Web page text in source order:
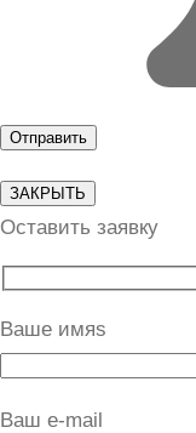
ЗАКРЫТЬ
Оставить заявку
Ваше имяs
Ваш e-mail